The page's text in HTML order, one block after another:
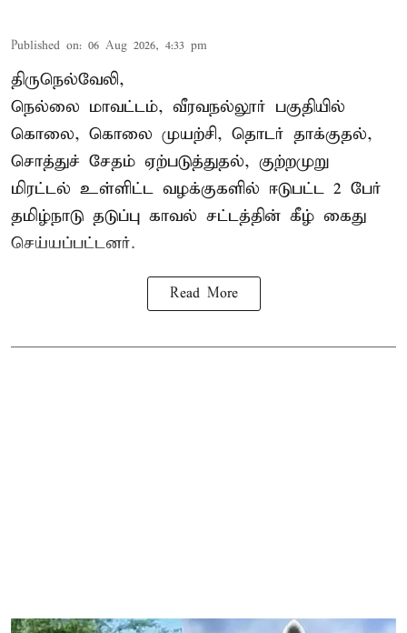
Published on: 06 Aug 2026, 4:33 pm
திருநெல்வேலி,
நெல்லை மாவட்டம், வீரவநல்லூர் பகுதியில்
கொலை, கொலை முயற்சி, தொடர் தாக்குதல்,
சொத்துச் சேதம் ஏற்படுத்துதல், குற்றமுறு
மிரட்டல் உள்ளிட்ட வழக்குகளில் ஈடுபட்ட 2 பேர்
தமிழ்நாடு தடுப்பு காவல் சட்டத்தின் கீழ் கைது
செய்யப்பட்டனர்.
Read More